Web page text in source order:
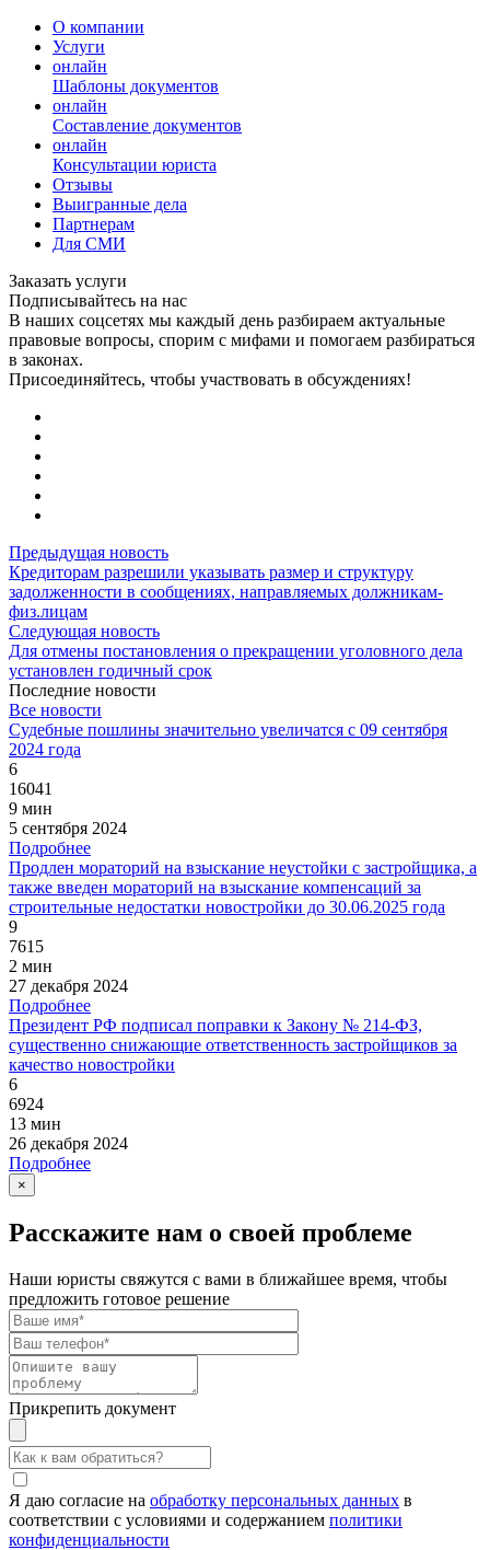
О компании
Услуги
онлайн
Шаблоны документов
онлайн
Составление документов
онлайн
Консультации юриста
Отзывы
Выигранные дела
Партнерам
Для СМИ
Заказать услуги
Подписывайтесь на нас
В наших соцсетях мы каждый день разбираем актуальные
правовые вопросы, спорим с мифами и помогаем разбираться
в законах.
Присоединяйтесь, чтобы участвовать в обсуждениях!
Предыдущая новость
Кредиторам разрешили указывать размер и структуру
задолженности в сообщениях, направляемых должникам-
физ.лицам
Следующая новость
Для отмены постановления о прекращении уголовного дела
установлен годичный срок
Последние новости
Все новости
Судебные пошлины значительно увеличатся с 09 сентября
2024 года
6
16041
9 мин
5 сентября 2024
Подробнее
Продлен мораторий на взыскание неустойки с застройщика, а
также введен мораторий на взыскание компенсаций за
строительные недостатки новостройки до 30.06.2025 года
9
7615
2 мин
27 декабря 2024
Подробнее
Президент РФ подписал поправки к Закону № 214-ФЗ,
существенно снижающие ответственность застройщиков за
качество новостройки
6
6924
13 мин
26 декабря 2024
Подробнее
×
Расскажите нам о своей проблеме
Наши юристы свяжутся с вами в ближайшее время, чтобы
предложить готовое решение
Прикрепить документ
Я даю согласие на обработку персональных данных в
соответствии с условиями и содержанием политики
конфиденциальности